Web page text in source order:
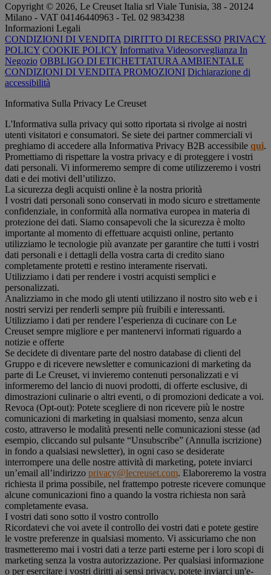
Copyright © 2026, Le Creuset Italia srl ​​Viale Tunisia, 38 - 20124
Milano - VAT 04146440963 - Tel. 02 9834238
Informazioni Legali
CONDIZIONI DI VENDITA DIRITTO DI RECESSO PRIVACY
POLICY COOKIE POLICY Informativa Videosorveglianza In
Negozio OBBLIGO DI ETICHETTATURA AMBIENTALE
CONDIZIONI DI VENDITA PROMOZIONI Dichiarazione di
accessibilità
Informativa Sulla Privacy Le Creuset
L'Informativa sulla privacy qui sotto riportata si rivolge ai nostri
utenti visitatori e consumatori. Se siete dei partner commerciali vi
preghiamo di accedere alla Informativa Privacy B2B accessibile qui.
Promettiamo di rispettare la vostra privacy e di proteggere i vostri
dati personali. Vi informeremo sempre di come utilizzeremo i vostri
dati e dei motivi dell’utilizzo.
La sicurezza degli acquisti online è la nostra priorità
I vostri dati personali sono conservati in modo sicuro e strettamente
confidenziale, in conformità alla normativa europea in materia di
protezione dei dati. Siamo consapevoli che la sicurezza è molto
importante al momento di effettuare acquisti online, pertanto
utilizziamo le tecnologie più avanzate per garantire che tutti i vostri
dati personali e i dettagli della vostra carta di credito siano
completamente protetti e restino interamente riservati.
Utilizziamo i dati per rendere i vostri acquisti semplici e
personalizzati.
Analizziamo in che modo gli utenti utilizzano il nostro sito web e i
nostri servizi per renderli sempre più fruibili e interessanti.
Utilizziamo i dati per rendere l’esperienza di cucinare con Le
Creuset sempre migliore e per mantenervi informati riguardo a
notizie e offerte
Se decidete di diventare parte del nostro database di clienti del
Gruppo e di ricevere newsletter e comunicazioni di marketing da
parte di Le Creuset, vi invieremo contenuti personalizzati e vi
informeremo del lancio di nuovi prodotti, di offerte esclusive, di
dimostrazioni culinarie o altri eventi, o di promozioni dedicate a voi.
Revoca (Opt-out): Potete scegliere di non ricevere più le nostre
comunicazioni di marketing in qualsiasi momento, senza alcun
costo, attraverso le modalità presenti nelle comunicazioni stesse (ad
esempio, cliccando sul pulsante “Unsubscribe” (Annulla iscrizione)
in fondo a qualsiasi newsletter), in ogni caso se desiderate
interrompere una delle nostre attività di marketing, potete inviarci
un’email all’indirizzo privacy@lecreuset.com. Elaboreremo la vostra
richiesta il prima possibile, nel frattempo potreste ricevere comunque
alcune comunicazioni fino a quando la vostra richiesta non sarà
completamente evasa.
I vostri dati sono sotto il vostro controllo
Ricordatevi che voi avete il controllo dei vostri dati e potete gestire
le vostre preferenze in qualsiasi momento. Vi assicuriamo che non
trasmetteremo mai i vostri dati a terze parti esterne per i loro scopi di
marketing senza la vostra autorizzazione. Per qualsiasi informazione
o per esercitare i vostri diritti ai sensi privacy, potete inviarci un'e-